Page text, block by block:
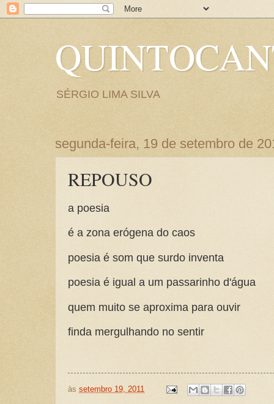
SÉRGIO LIMA SILVA
segunda-feira, 19 de setembro de
REPOUSO
a poesia
é a zona erógena do caos
poesia é som que surdo inventa
poesia é igual a um passarinho d'água
quem muito se aproxima para ouvir
finda mergulhando no sentir
às setembro 19, 2011